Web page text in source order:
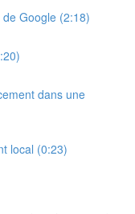
Google (2:18)
dans une
local (0:23)